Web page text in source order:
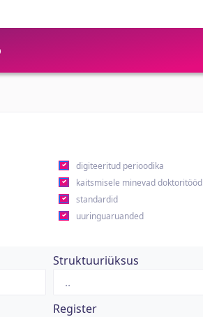
digiteeritud perioodika
kaitsmisele minevad doktoritööd
standardid
uuringuaruanded
Struktuuriüksus
Register